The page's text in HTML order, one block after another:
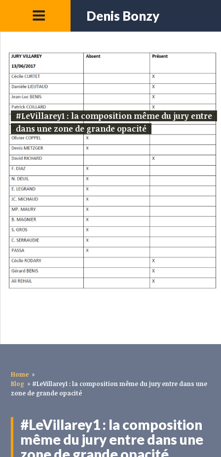
Denis Bonzy
#LeVillarey1 : la composition même du jury entre
dans une zone de grande opacité
Home »
Blog » #LeVillarey1 : la composition même du jury entre dans une
zone de grande opacité
#LeVillarey1 : la composition
même du jury entre dans une